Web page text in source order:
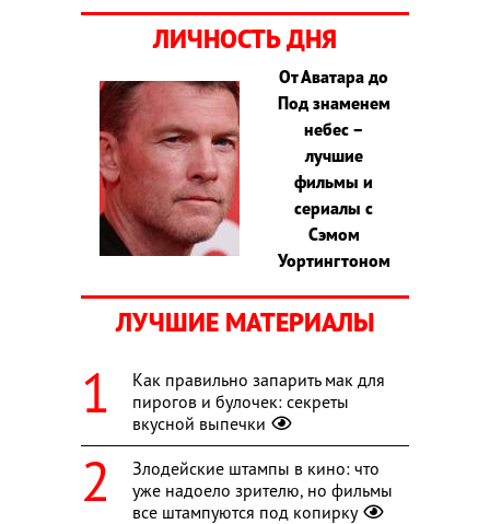
ЛИЧНОСТЬ ДНЯ
От Аватара до
Под знаменем
небес –
лучшие
фильмы и
сериалы с
Сэмом
Уортингтоном
ЛУЧШИЕ МАТЕРИАЛЫ
Как правильно запарить мак для
пирогов и булочек: секреты
вкусной выпечки
Злодейские штампы в кино: что
уже надоело зрителю, но фильмы
все штампуются под копирку